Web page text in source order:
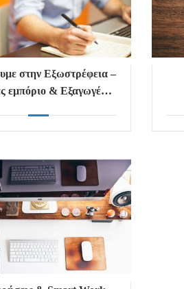
στην Εξωστρέφεια –
εμπόριο & Εξαγωγές